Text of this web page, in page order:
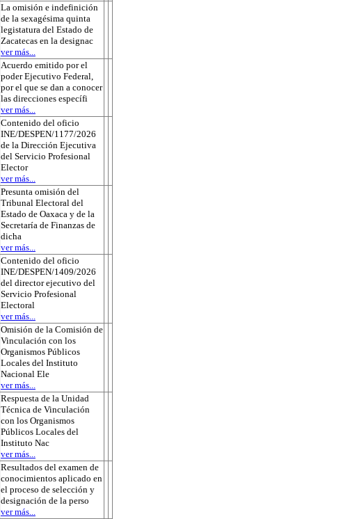
La omisión e indefinición
de la sexagésima quinta
legistatura del Estado de
Zacatecas en la designac
ver más...
Acuerdo emitido por el
poder Ejecutivo Federal,
por el que se dan a conocer
las direcciones específi
ver más...
Contenido del oficio
INE/DESPEN/1177/2026
de la Dirección Ejecutiva
del Servicio Profesional
Elector
ver más...
Presunta omisión del
Tribunal Electoral del
Estado de Oaxaca y de la
Secretaría de Finanzas de
dicha
ver más...
Contenido del oficio
INE/DESPEN/1409/2026
del director ejecutivo del
Servicio Profesional
Electoral
ver más...
Omisión de la Comisión de
Vinculación con los
Organismos Públicos
Locales del Instituto
Nacional Ele
ver más...
Respuesta de la Unidad
Técnica de Vinculación
con los Organismos
Públicos Locales del
Instituto Nac
ver más...
Resultados del examen de
conocimientos aplicado en
el proceso de selección y
designación de la perso
ver más...